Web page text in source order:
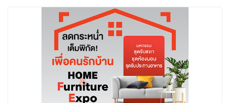
Green Tourism Plan 2030
BEDO เดินหน้าจัดกิจกรรมเจรจาธุรกิจ
“BIO TRADE CONNECT 2026” ยก
ระดับผลิตภัณฑ์ท้องถิ่นสู่ตลาดเชิง
พาณิชย์อย่างยั่งยืน
“ตลาดดอกไม้สี่มุมเมือง” ศูนย์รวมดอกไม้
สด ดอกไม้ประดิษฐ์ พวงมาลัย และสังฆ
ภัณฑ์ครบวงจร ขอเชิญเลือกซื้อมาลัย
และของขวัญต้อนรับวันแม่ เปิดให้
บริการทุกวันตลอด 24 ชั่วโมง